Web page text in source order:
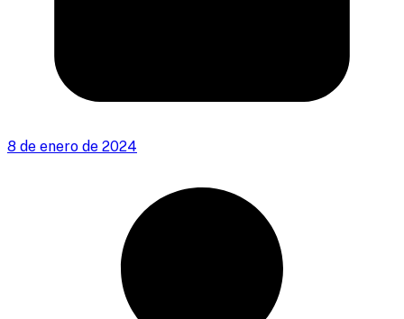
8 de enero de 2024